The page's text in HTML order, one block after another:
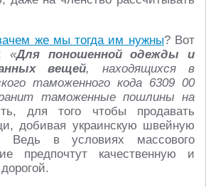
же мы тогда им нужны? Вот
«Для поношенной одежды и
вещей, находящихся в
таможенного кода 6309 00
таможенные пошлины на
для того чтобы продавать
добивая украинскую швейную
Ведь в условиях массового
предпочтут качественную и